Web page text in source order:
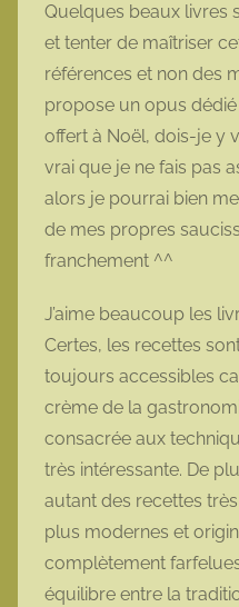
Quelques beaux livres
et tenter de maîtriser
références et non des
propose un opus dédié
offert à Noël, dois-je y
vrai que je ne fais pas
alors je pourrai bien
de mes propres
franchement ^^
J’aime beaucoup les
Certes, les recettes
toujours accessibles
crème de la
consacrée aux
très intéressante. De
autant des recettes
plus modernes et
complètement
équilibre entre la